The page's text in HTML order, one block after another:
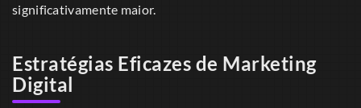
significativamente maior.
Estratégias Eficazes de Marketing
Digital